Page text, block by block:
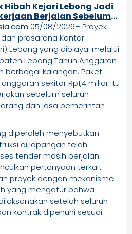
Hibah Kejari Lebong Jadi
Berjalan Sebelum
05/08/2026– Proyek
prasarana Kantor
Lebong yang dibiayai melalui
Lebong Tahun Anggaran
berbagai kalangan. Paket
sekitar Rp1,4 miliar itu
sebelum seluruh
dan jasa pemerintah
diperoleh menyebutkan
di lapangan telah
tender masih berjalan.
pertanyaan terkait
proyek dengan mekanisme
yang mengatur bahwa
setelah seluruh
kontrak dipenuhi sesuai